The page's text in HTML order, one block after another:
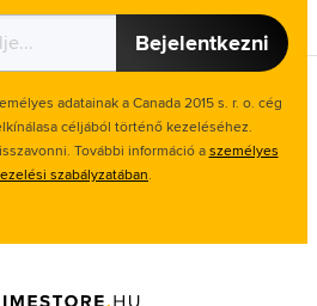
Bejelentkezni
adatainak a Canada 2015 s. r. o. cég
céljából történő kezeléséhez.
További információ aszemélyes
szabályzatában.